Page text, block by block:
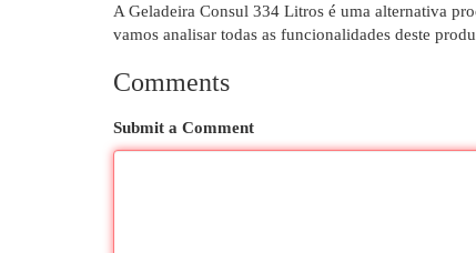
A Geladeira Consul 334 Litros é uma alternativa
vamos analisar todas as funcionalidades deste
Comments
Submit a Comment